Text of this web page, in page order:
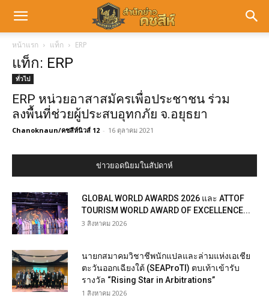
หน้าแรก แท็ก ERP
แท็ก: ERP
ทั่วไป
ERP หน่วยอาสาสมัครเพื่อประชาชน ร่วม
ลงพื้นที่ช่วยผู้ประสบอุทกภัย จ.อยุธยา
Chanoknaun/คชสีห์นิวส์ 12 - 16 ตุลาคม 2021
ข่าวยอดนิยมในสัปดาห์
GLOBAL WORLD AWARDS 2026 และ ATTOF
TOURISM WORLD AWARD OF EXCELLENCE...
3 สิงหาคม 2026
นายกสมาคมวิชาชีพนักแปลและล่ามแห่งเอเชีย
ตะวันออกเฉียงใต้ (SEAProTI) ตบเท้าเข้ารับ
รางวัล “Rising Star in Arbitrations”
1 สิงหาคม 2026